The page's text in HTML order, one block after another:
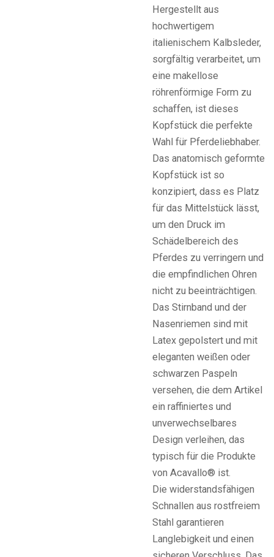
Hergestellt aus
hochwertigem
italienischem Kalbsleder,
sorgfältig verarbeitet, um
eine makellose
röhrenförmige Form zu
schaffen, ist dieses
Kopfstück die perfekte
Wahl für Pferdeliebhaber.
Das anatomisch geformte
Kopfstück ist so
konzipiert, dass es Platz
für das Mittelstück lässt,
um den Druck im
Schädelbereich des
Pferdes zu verringern und
die empfindlichen Ohren
nicht zu beeinträchtigen.
Das Stirnband und der
Nasenriemen sind mit
Latex gepolstert und mit
eleganten weißen oder
schwarzen Paspeln
versehen, die dem Artikel
ein raffiniertes und
unverwechselbares
Design verleihen, das
typisch für die Produkte
von Acavallo® ist.
Die widerstandsfähigen
Schnallen aus rostfreiem
Stahl garantieren
Langlebigkeit und einen